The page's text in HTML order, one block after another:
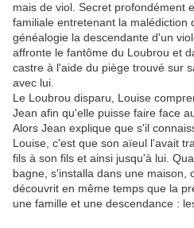
mais de viol. Secret profondément
familiale entretenant la malédiction
généalogie la descendante d'un
affronte le fantôme du Loubrou et
castre à l'aide du piège trouvé sur
avec lui.
Le Loubrou disparu, Louise
Jean afin qu'elle puisse faire face
Alors Jean explique que s'il
Louise, c'est que son aïeul l'avait
fils à son fils et ainsi jusqu'à lui.
bagne, s'installa dans une maison,
découvrit en même temps que la
une famille et une descendance :